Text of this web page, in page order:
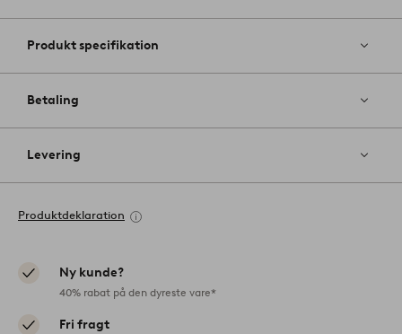
Produkt specifikation
Betaling
Levering
Produktdeklaration
Ny kunde?
40% rabat på den dyreste vare*
Fri fragt